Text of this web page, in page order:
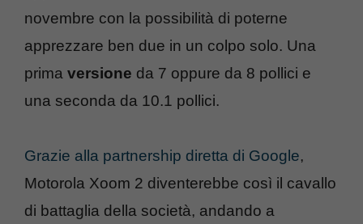
novembre con la possibilità di poterne
apprezzare ben due in un colpo solo. Una
prima versione da 7 oppure da 8 pollici e
una seconda da 10.1 pollici.
Grazie alla partnership diretta di Google,
Motorola Xoom 2 diventerebbe così il cavallo
di battaglia della società, andando a